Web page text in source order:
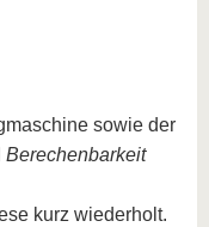
sowie der
Berechenbarkeit
kurz wiederholt.